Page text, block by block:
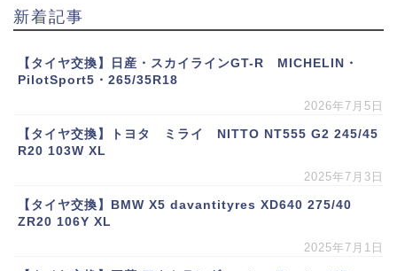
新着記事
【タイヤ交換】日産・スカイラインGT-R MICHELIN・
PilotSport5・265/35R18
2026年7月5日
【タイヤ交換】トヨタ ミライ NITTO NT555 G2 245/45
R20 103W XL
2025年7月3日
【タイヤ交換】BMW X5 davantityres XD640 275/40
ZR20 106Y XL
2025年7月1日